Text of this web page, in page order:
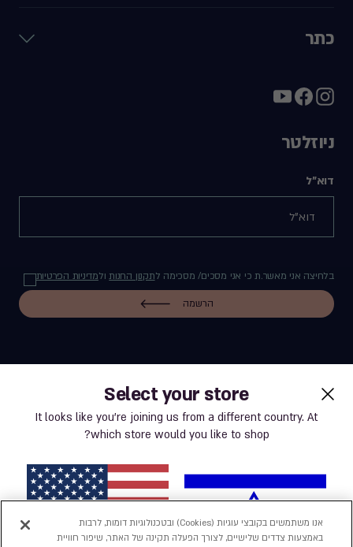
Select your store
It looks like you’re joining us from a different country. At
which store would you like to shop?
כתר
ניוזלטר
דוא"ל
בלחיצה אני מאשר.ת כי אני מסכים/ מסכימה לתקנון החנותולמדיניות הפרטיות
הרשמה
label.payment
תנאי שימוש באתר
מדיניות פרטיות
אנו משתמשים בקובצי עוגיות (Cookies) ובטכנולוגיות דומות, לרבות
באמצעות צדדים שלישיים, לצורך הפעלה תקינה של האתר, שיפור חוויית